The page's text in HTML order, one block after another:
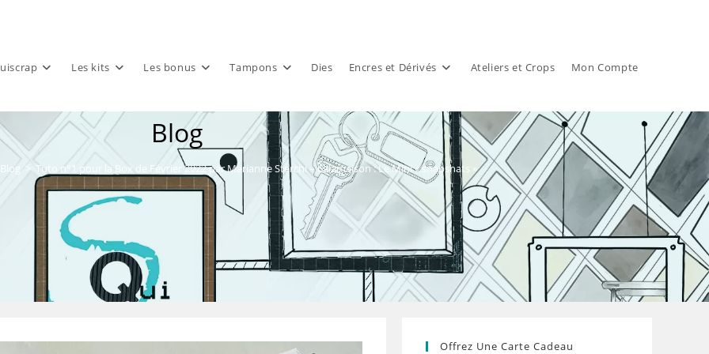
Les kits Les bonus Tampons Dies Encres et Dérivés Ateliers et Crops Mon Compte
Blog
> Tuto n°1 pour la Box de Février 2022 par Marianne Sterchi – 6alamaison : Le Mini « snapshats »
Offrez Une Carte Cadeau